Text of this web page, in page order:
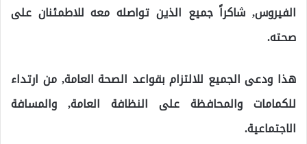
الفيروس, شاكراً جميع الذين تواصله معه للاطمئنان على
صحته.
هذا ودعى الجميع للالتزام بقواعد الصحة العامة, من ارتداء
للكمامات والمحافظة على النظافة العامة, والمسافة
الاجتماعية.